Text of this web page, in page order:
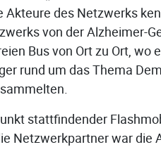
des Netzwerks
von der Alzheimer-
Bus von Ort zu Ort, wo
rund um das Thema
stattfindender
Netzwerkpartner war die